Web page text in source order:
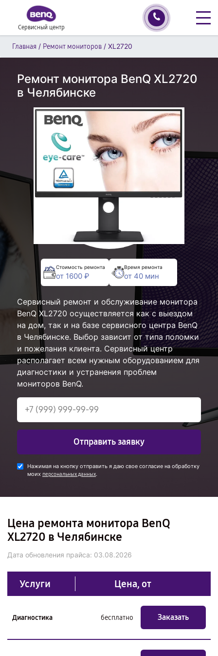
Сервисный центр
Главная / Ремонт мониторов / XL2720
Ремонт монитора BenQ XL2720
в Челябинске
Стоимость ремонта
от 1600 ₽
Время ремонта
от 40 мин
Сервисный ремонт и обслуживание монитора
BenQ XL2720 осуществляется как с выездом
на дом, так и на базе сервисного центра BenQ
в Челябинске. Выбор зависит от типа поломки
и пожелания клиента. Сервисный центр
располагает всем нужным оборудованием для
диагностики и устранения проблем
мониторов BenQ.
Отправить заявку
Нажимая на кнопку отправить я даю свое согласие на обработку
моих персональных данных.
Цена ремонта монитора BenQ
XL2720 в Челябинске
Дата обновления прайса: 03.08.2026
Услуги Цена, от
Диагностика бесплатно Заказать